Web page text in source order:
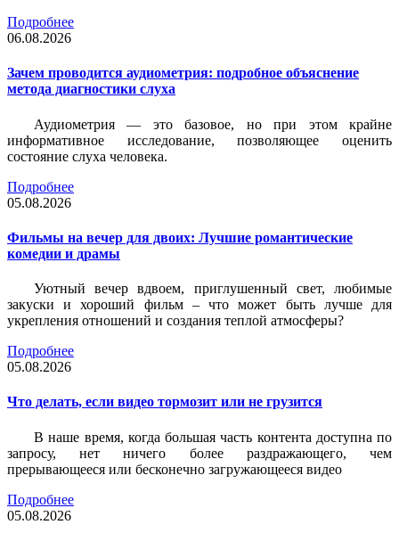
Подробнее
06.08.2026
Зачем проводится аудиометрия: подробное объяснение
метода диагностики слуха
Аудиометрия — это базовое, но при этом крайне
информативное исследование, позволяющее оценить
состояние слуха человека.
Подробнее
05.08.2026
Фильмы на вечер для двоих: Лучшие романтические
комедии и драмы
Уютный вечер вдвоем, приглушенный свет, любимые
закуски и хороший фильм – что может быть лучше для
укрепления отношений и создания теплой атмосферы?
Подробнее
05.08.2026
Что делать, если видео тормозит или не грузится
В наше время, когда большая часть контента доступна по
запросу, нет ничего более раздражающего, чем
прерывающееся или бесконечно загружающееся видео
Подробнее
05.08.2026